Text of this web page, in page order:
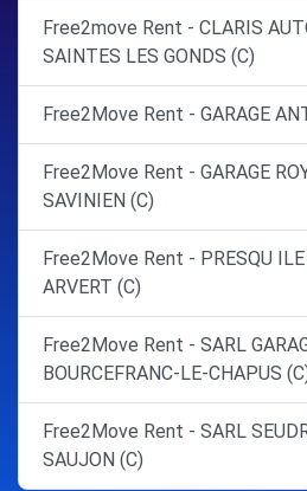
Free2move Rent - CLARIS
SAINTES LES GONDS (C)
Free2Move Rent - GARAGE
Free2Move Rent - GARAGE
SAVINIEN (C)
Free2Move Rent - PRESQU
ARVERT (C)
Free2Move Rent - SARL
BOURCEFRANC-LE-CHAPUS
Free2Move Rent - SARL
SAUJON (C)